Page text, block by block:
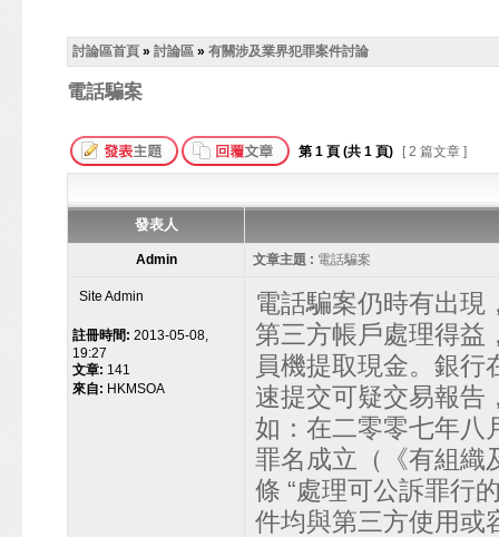
討論區首頁 » 討論區 » 有關涉及業界犯罪案件討論
電話騙案
第 1 頁 (共 1 頁) [ 2 篇文章 ]
發表人
Admin 文章主題 : 電話騙案
Site Admin
註冊時間: 2013-05-08,
19:27
文章: 141
來自: HKMSOA
電話騙案仍時有出現
第三方帳戶處理得益
員機提取現金。銀行
速提交可疑交易報告
如：在二零零七年八
罪名成立（《有組織
條 “處理可公訴罪行
件均與第三方使用或